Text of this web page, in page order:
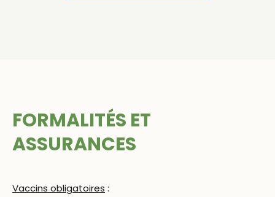
FORMALITÉS ET
ASSURANCES
Vaccins obligatoires :